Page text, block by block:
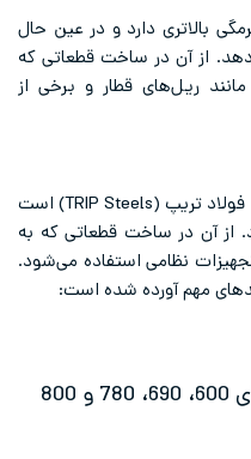
بالاتری دارد و در عین حال
از آن در ساخت قطعاتی که
ریل‌های قطار و برخی از
فولاد تریپ
(TRIP Steels) است
از آن در ساخت قطعاتی که به
تجهیزات نظامی استفاده می‌شود.
مهم آورده شده است:
جدول خواص مکانیکی گریدهای 600، 690، 780 و 800